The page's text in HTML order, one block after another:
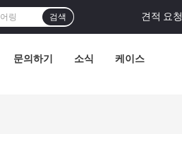
견적 요청
검색
문의하기 소식 케이스